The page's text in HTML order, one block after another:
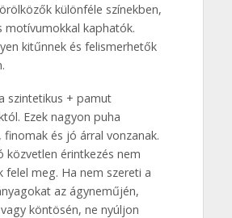
különféle színekben,
motívumokkal kaphatók.
kitűnnek és felismerhetők
szintetikus + pamut
Ezek nagyon puha
finomak és jó árral vonzanak.
közvetlen érintkezés nem
felel meg. Ha nem szereti a
az ágyneműjén,
köntösén, ne nyúljon